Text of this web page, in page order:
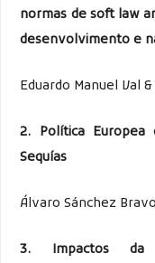
normas de soft law
desenvolvimento e
Eduardo Manuel Val
2. Política Europea
Sequías
Álvaro Sánchez
3. Impactos da